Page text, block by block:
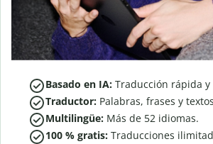
Basado en IA: Traducción rápida y
Traductor: Palabras, frases y
Multilingüe: Más de 52 idiomas.
100 % gratis: Traducciones